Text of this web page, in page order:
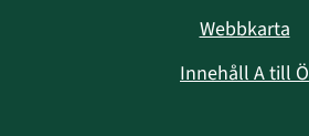
Webbkarta
Innehåll A till Ö